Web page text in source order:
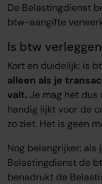
De Belastingdienst
btw-aangifte
Is btw
Kort en duidelijk: is
alleen als je
valt. Je mag het dus
handig lijkt voor de
zo ziet. Het is geen
Nog belangrijker:
Belastingdienst de
benadrukt de